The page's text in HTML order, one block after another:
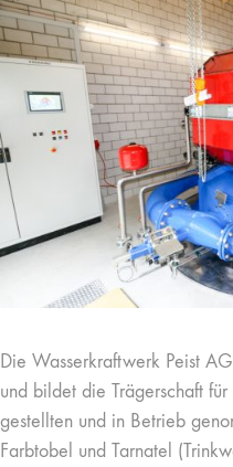
Die Wasserkraftwerk Peist
und bildet die Trägerschaft
gestellten und in Betrieb
Farbtobel und Tarnatel